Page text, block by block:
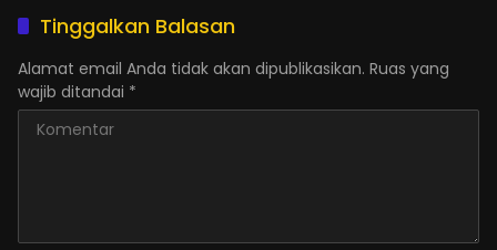
Tinggalkan Balasan
Alamat email Anda tidak akan dipublikasikan. Ruas yang
wajib ditandai *